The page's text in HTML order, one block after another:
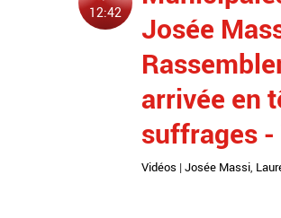
12:42
Josée
arrivée en
suffrages -
Vidéos | Josée Massi,